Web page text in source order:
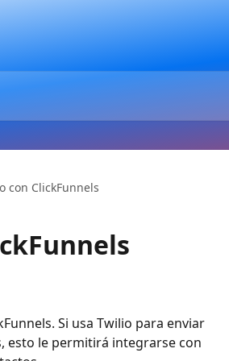
con ClickFunnels
Si usa Twilio para enviar
esto le permitirá integrarse con